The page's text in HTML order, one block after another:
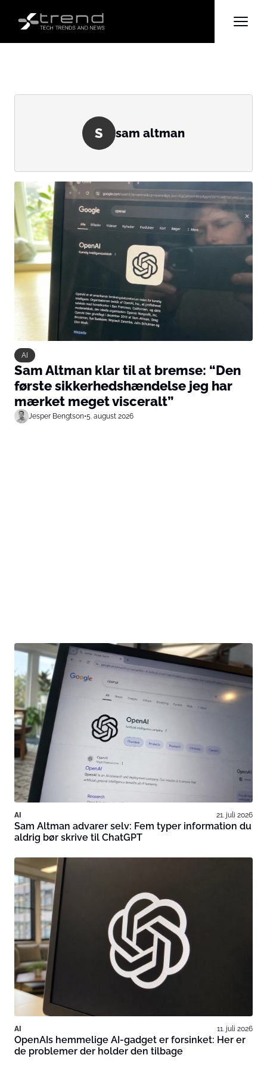
S sam altman
AI
Sam Altman klar til at bremse: “Den
første sikkerhedshændelse jeg har
mærket meget visceralt”
Jesper Bengtson•5. august 2026
AI 21. juli 2026
Sam Altman advarer selv: Fem typer information du
aldrig bør skrive til ChatGPT
AI 11. juli 2026
OpenAIs hemmelige AI-gadget er forsinket: Her er
de problemer der holder den tilbage